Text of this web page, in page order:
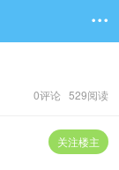

0评论 529阅读
关注楼主